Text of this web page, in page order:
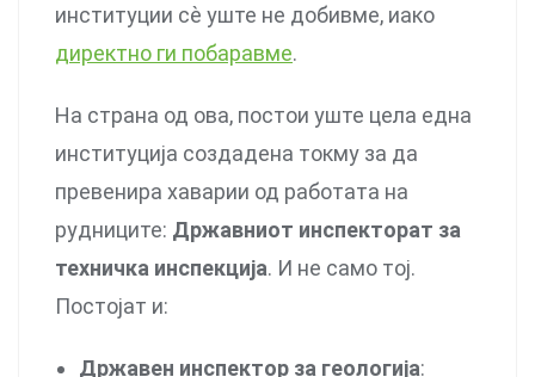
институции сѐ уште не добивме, иако
директно ги побаравме.
На страна од ова, постои уште цела една
институција создадена токму за да
превенира хаварии од работата на
рудниците: Државниот инспекторат за
техничка инспекција. И не само тој.
Постојат и:
Државен инспектор за геологија: